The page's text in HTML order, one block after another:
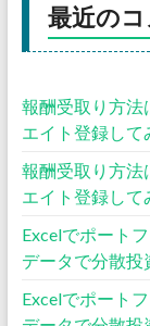
最近の
報酬受取り方法
エイト登録して
報酬受取り方法
エイト登録して
Excelでポート
データで分散投
Excelでポート